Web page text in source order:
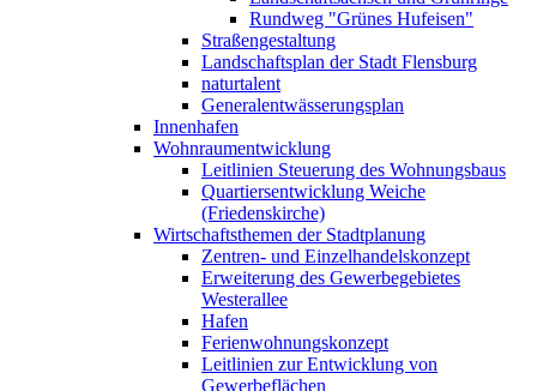
Rundweg "Grünes Hufeisen"
Straßengestaltung
Landschaftsplan der Stadt Flensburg
naturtalent
Generalentwässerungsplan
Innenhafen
Wohnraumentwicklung
Leitlinien Steuerung des Wohnungsbaus
Quartiersentwicklung Weiche
(Friedenskirche)
Wirtschaftsthemen der Stadtplanung
Zentren- und Einzelhandelskonzept
Erweiterung des Gewerbegebietes
Westerallee
Hafen
Ferienwohnungskonzept
Leitlinien zur Entwicklung von
Gewerbeflächen